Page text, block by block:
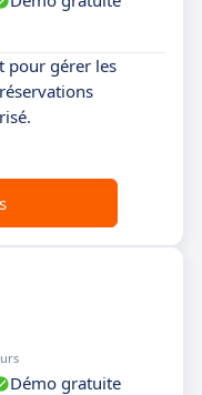
pour gérer les
Démo gratuite